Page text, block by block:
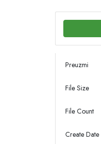
Preuzmi
File Size
File Count
Create Date